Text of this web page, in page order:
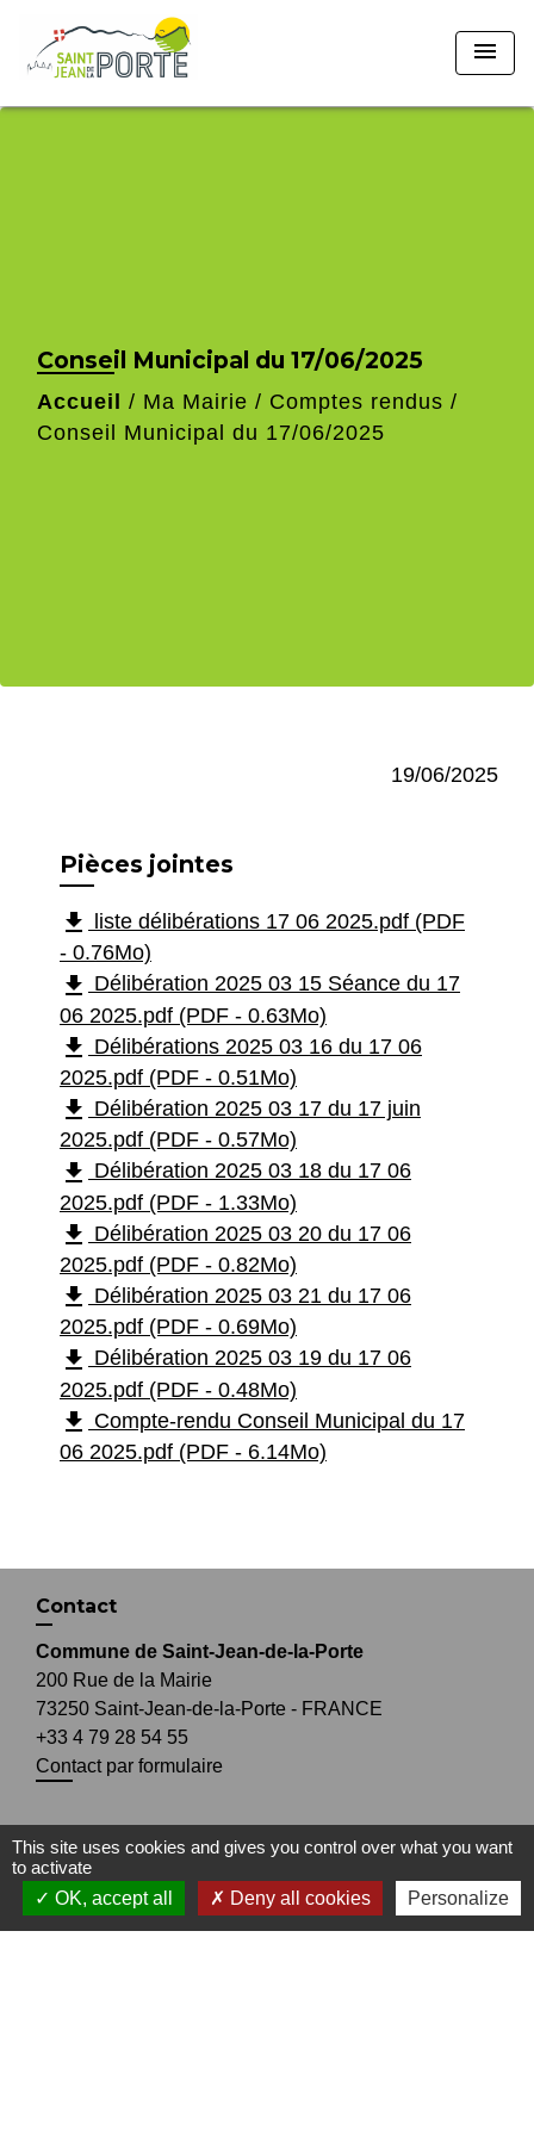
menu
Conseil Municipal du 17/06/2025
Accueil / Ma Mairie / Comptes rendus /
Conseil Municipal du 17/06/2025
19/06/2025
Pièces jointes
file_download
liste délibérations 17 06 2025.pdf (PDF
- 0.76Mo)
file_download Délibération 2025 03 15 Séance du 17
06 2025.pdf (PDF - 0.63Mo)
file_download Délibérations 2025 03 16 du 17 06
2025.pdf (PDF - 0.51Mo)
file_download Délibération 2025 03 17 du 17 juin
2025.pdf (PDF - 0.57Mo)
file_download Délibération 2025 03 18 du 17 06
2025.pdf (PDF - 1.33Mo)
file_download Délibération 2025 03 20 du 17 06
2025.pdf (PDF - 0.82Mo)
file_download Délibération 2025 03 21 du 17 06
2025.pdf (PDF - 0.69Mo)
file_download Délibération 2025 03 19 du 17 06
2025.pdf (PDF - 0.48Mo)
file_download Compte-rendu Conseil Municipal du 17
06 2025.pdf (PDF - 6.14Mo)
Contact
Commune de Saint-Jean-de-la-Porte
200 Rue de la Mairie
73250 Saint-Jean-de-la-Porte - FRANCE
+33 4 79 28 54 55
Contact par formulaire
Liens
Office de Tourisme Coeur de Savoie
This site uses cookies and gives you control over what you want
to activate
OK, accept all
Deny all cookies Personalize